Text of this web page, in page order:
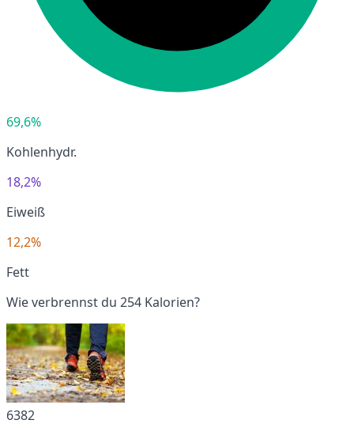
69,6%
Kohlenhydr.
18,2%
Eiweiß
12,2%
Fett
Wie verbrennst du 254 Kalorien?
6382